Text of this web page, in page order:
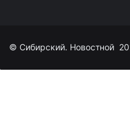
© Сибирский. Новостной